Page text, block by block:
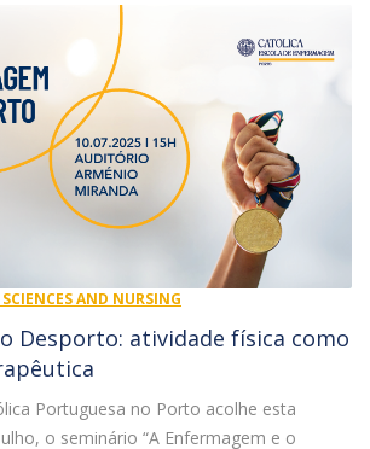
AND NURSING
Desporto: atividade física como
Portuguesa no Porto acolhe esta
o seminário “A Enfermagem e o